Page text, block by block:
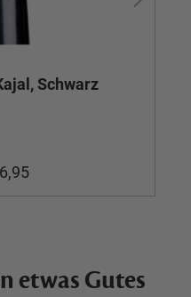
Schwarz
etwas Gutes